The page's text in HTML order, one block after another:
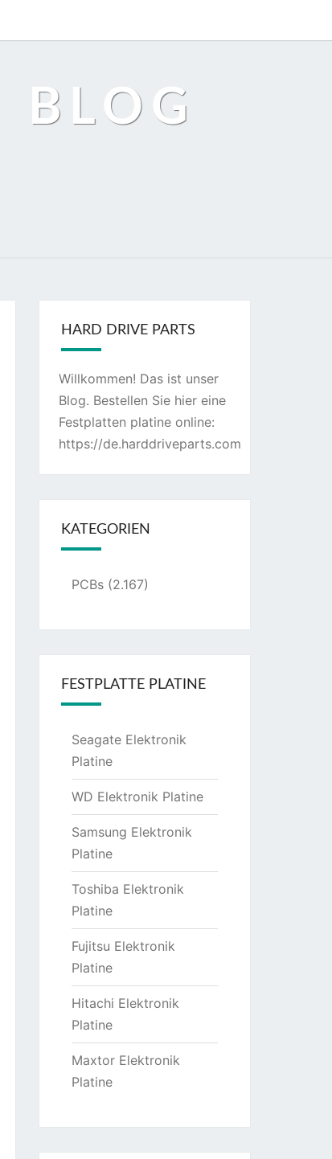
BLOG
HARD DRIVE PARTS
Willkommen! Das ist unser
Blog. Bestellen Sie hier eine
Festplatten platine online:
https://de.harddriveparts.com
KATEGORIEN
PCBs(2.167)
FESTPLATTE PLATINE
Seagate Elektronik
Platine
WD Elektronik Platine
Samsung Elektronik
Platine
Toshiba Elektronik
Platine
Fujitsu Elektronik
Platine
Hitachi Elektronik
Platine
Maxtor Elektronik
Platine